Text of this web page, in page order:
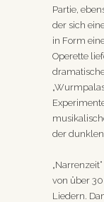
Partie,
der sich
in Form
Operette
der dunklen
von über
Liedern.